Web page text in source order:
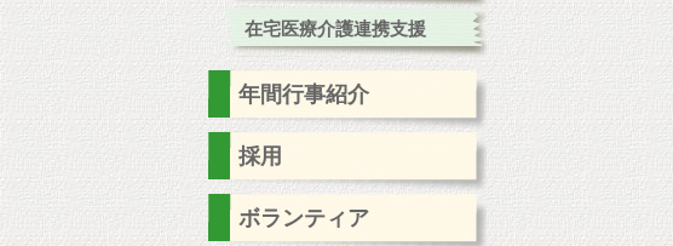
在宅医療介護連携支援
年間行事紹介
採用
ボランティア